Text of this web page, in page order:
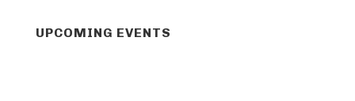
UPCOMING EVENTS